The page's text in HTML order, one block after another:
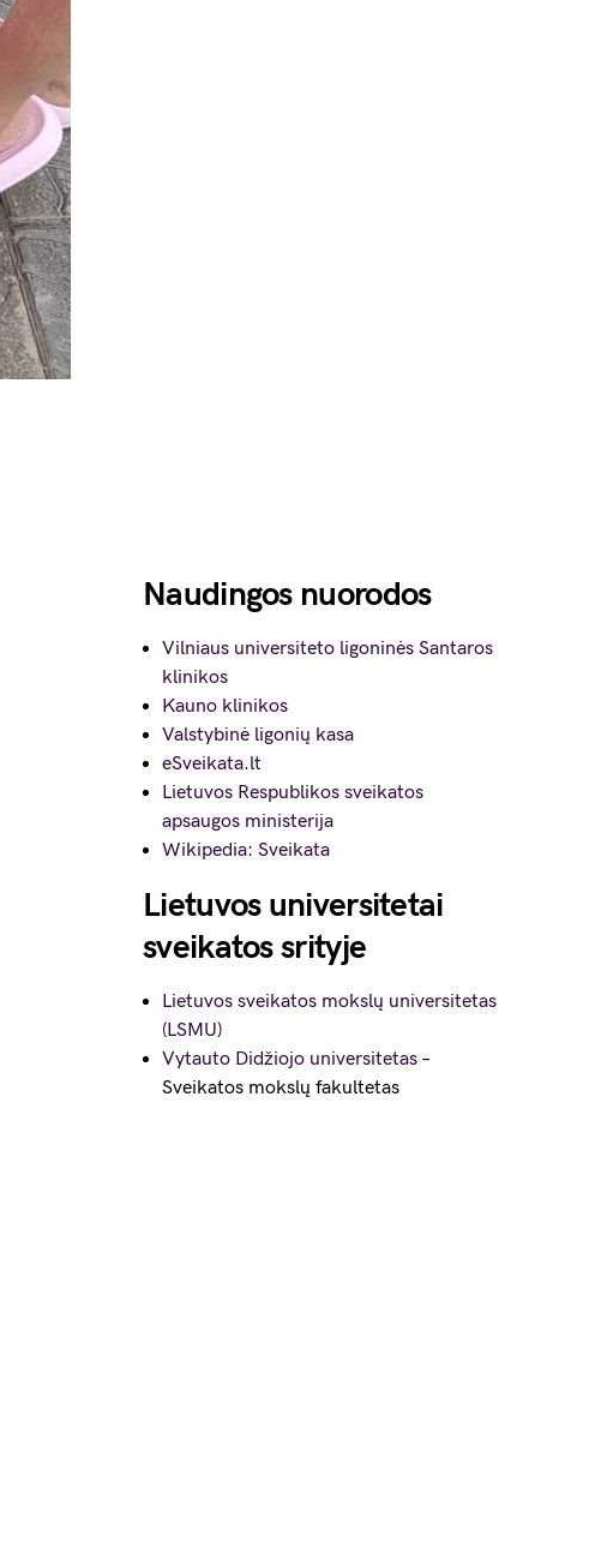
Naudingos nuorodos
Vilniaus universiteto ligoninės Santaros
klinikos
Kauno klinikos
Valstybinė ligonių kasa
eSveikata.lt
Lietuvos Respublikos sveikatos
apsaugos ministerija
Wikipedia: Sveikata
Lietuvos universitetai
sveikatos srityje
Lietuvos sveikatos mokslų universitetas
(LSMU)
Vytauto Didžiojo universitetas –
Sveikatos mokslų fakultetas